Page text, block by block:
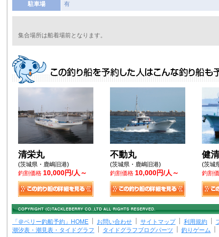
駐車場 有
集合場所は船着場前となります。
清栄丸
(茨城県・鹿嶋旧港)
釣割価格 10,000円/人～
不動丸
(茨城県・鹿嶋旧港)
釣割価格 10,000円/人～
健
(茨城
釣割
「＠ベリー釣船予約」HOME お問い合わせ サイトマップ 利用規約
潮汐表・潮見表・タイドグラフ
タイドグラフブログパーツ 釣りゲーム